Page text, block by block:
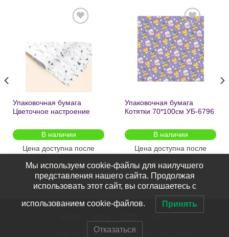
желаний
Упаковочная бумага
Цветочное настроение
2шт/
В наличии
Цена доступна после
регистрации
Добавить
в список
желаний
Упаковочная бумага
Котятки 70*100см УБ-6796
В наличии
Цена доступна после
регистрации
ПОДРОБНЕЕ
Все права защищены 2026 ©ООО "Пересвет"
Мы используем cookie-файлы для наилучшего
представления нашего сайта. Продолжая
использовать этот сайт, вы соглашаетесь с
использованием cookie-файлов. Принять
Отказаться